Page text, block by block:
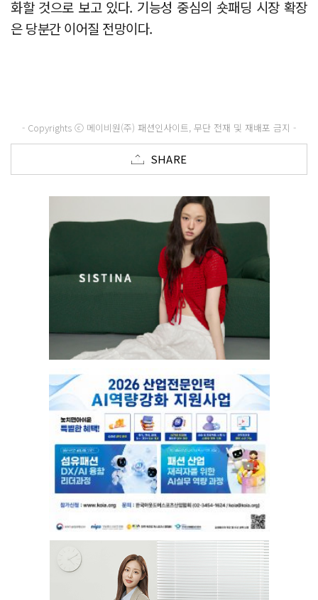
화할 것으로 보고 있다. 기능성 중심의 숏패딩 시장 확장
은 당분간 이어질 전망이다.
- Copyrights ⓒ 메이비원(주) 패션인사이트, 무단 전재 및 재배포 금지 -
SHARE